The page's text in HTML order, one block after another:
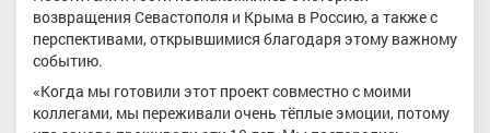
возвращения Севастополя и Крыма в Россию, а также с
перспективами, открывшимися благодаря этому важному
событию.
«Когда мы готовили этот проект совместно с моими
коллегами, мы переживали очень тёплые эмоции, потому